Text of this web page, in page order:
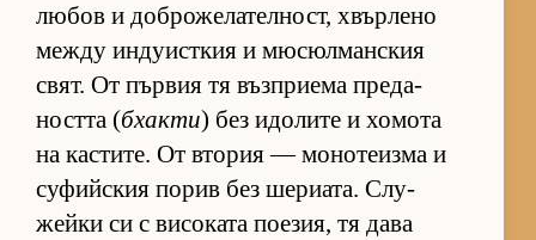
лю­бов и доб­ро­же­ла­тел­ност, хвър­лено
между ин­ду­ис­т­кия и мю­сюл­ман­с­кия
свят. От пър­вия тя въз­п­ри­ема пре­да­
ността (бхакти) без идо­лите и хо­мота
на кас­ти­те. От вто­рия — мо­но­те­изма и
су­фийс­кия по­рив без ше­ри­а­та. Слу­
жейки си с ви­со­ката по­е­зия, тя дава